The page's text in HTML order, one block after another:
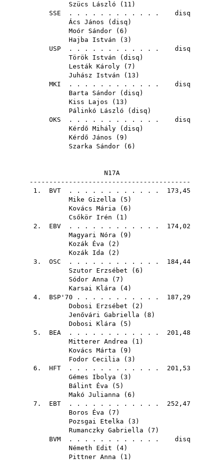
Szücs László ( 11 )
SSE . . . . . . . . . . . . disq
Ács János ( disq )
Moór Sándor ( 6 )
Hajba István ( 3 )
USP . . . . . . . . . . . . disq
Török István ( disq )
Lesták Károly ( 7 )
Juhász István ( 13 )
MKI . . . . . . . . . . . . disq
Barta Sándor ( disq )
Kiss Lajos ( 13 )
Pálinkó László ( disq )
OKS . . . . . . . . . . . . disq
Kérdő Mihály ( disq )
Kérdő János ( 9 )
Szarka Sándor ( 6 )
N17A
-----------------------------------------
1. BVT . . . . . . . . . . . . 173,45
Mike Gizella ( 5 )
Kovács Mária ( 6 )
Csőkör Irén ( 1 )
2. EBV . . . . . . . . . . . . 174,02
Magyari Nóra ( 9 )
Kozák Éva ( 2 )
Kozák Ida ( 2 )
3. OSC . . . . . . . . . . . . 184,44
Szutor Erzsébet ( 6 )
Sódor Anna ( 7 )
Karsai Klára ( 4)
4. BSP'70 . . . . . . . . . . . 187,29
Dobosi Erzsébet ( 2 )
Jenővári Gabriella ( 8 )
Dobosi Klára ( 5 )
5. BEA . . . . . . . . . . . . 201,48
Mitterer Andrea ( 1 )
Kovács Márta ( 9 )
Fodor Cecilia ( 3 )
6. HFT . . . . . . . . . . . . 201,53
Gémes Ibolya ( 3 )
Bálint Éva ( 5 )
Makó Julianna ( 6 )
7. EBT . . . . . . . . . . . . 252,47
Boros Éva ( 7 )
Pozsgai Etelka ( 3 )
Rumanczky Gabriella ( 7 )
BVM . . . . . . . . . . . . disq
Németh Edit ( 4)
Pittner Anna ( 1 )